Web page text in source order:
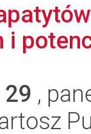
i
29 ,